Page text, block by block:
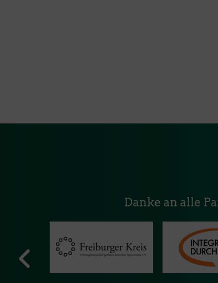
Danke an alle